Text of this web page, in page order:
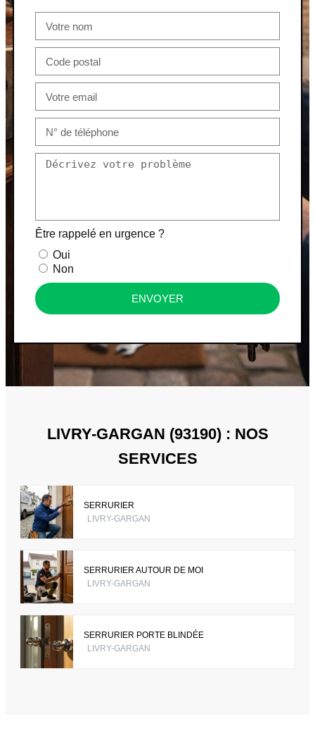
Être rappelé en urgence ?
Oui
Non
ENVOYER
LIVRY-GARGAN (93190) : NOS
SERVICES
SERRURIER
LIVRY-GARGAN
SERRURIER AUTOUR DE MOI
LIVRY-GARGAN
SERRURIER PORTE BLINDÉE
LIVRY-GARGAN